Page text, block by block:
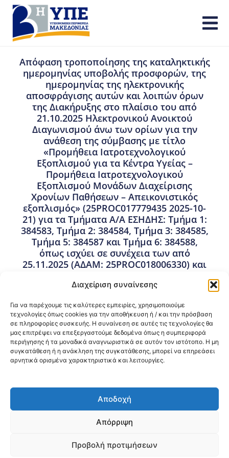
Διαχείριση συναίνεσης
Για να παρέχουμε τις καλύτερες εμπειρίες, χρησιμοποιούμε
τεχνολογίες όπως cookies για την αποθήκευση ή / και την πρόσβαση
σε πληροφορίες συσκευής. Η συναίνεση σε αυτές τις τεχνολογίες θα
μας επιτρέψει να επεξεργαστούμε δεδομένα όπως η συμπεριφορά
περιήγησης ή τα μοναδικά αναγνωριστικά σε αυτόν τον ιστότοπο. Η μη
συγκατάθεση ή η ανάκληση της συγκατάθεσης, μπορεί να επηρεάσει
αρνητικά ορισμένα χαρακτηριστικά και λειτουργίες.
Αποδοχή
Απόρριψη
Προβολή προτιμήσεων
Απόφαση τροποποίησης της καταληκτικής
ημερομηνίας υποβολής προσφορών, της
ημερομηνίας της ηλεκτρονικής
αποσφράγισης αυτών και λοιπών όρων
της Διακήρυξης στο πλαίσιο του από
21.10.2025 Ηλεκτρονικού Ανοικτού
Διαγωνισμού άνω των ορίων για την
ανάθεση της σύμβασης με τίτλο
«Προμήθεια Ιατροτεχνολογικού
Εξοπλισμού για τα Κέντρα Υγείας –
Προμήθεια Ιατροτεχνολογικού
Εξοπλισμού Μονάδων Διαχείρισης
Χρονίων Παθήσεων – Απεικονιστικός
εξοπλισμός» (25PROC017779435 2025-10-
21) για τα Τμήματα A/A ΕΣΗΔΗΣ: Τμήμα 1:
384583, Τμήμα 2: 384584, Τμήμα 3: 384585,
Τμήμα 5: 384587 και Τμήμα 6: 384588,
όπως ισχύει σε συνέχεια των από
25.11.2025 (ΑΔΑΜ: 25PROC018006330) και
αποφάσεων τροποποίησης της
προσφορών.
26 Ιανουαρίου, 2026
Δημοπρατήσεις Έργων,Διαγωνισμοί Έργων &
Προμηθειών RRF,Προμήθειες - Συμβάσεις
@2026 3ype.gr All rights reserved
Πολιτική Προστασίας Δεδομένων
Θεσσαλονίκη, ΕλλάδαΤηλ: +30 2311 226 200
00005 Website Visits: 1587503